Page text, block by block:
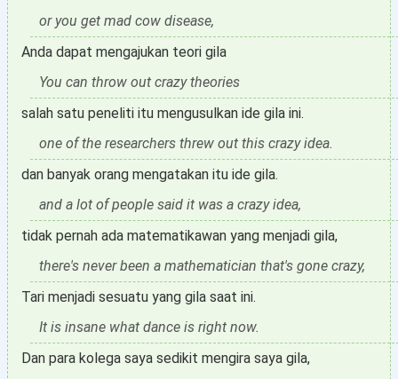
or you get mad cow disease,
Anda dapat mengajukan teori gila
You can throw out crazy theories
salah satu peneliti itu mengusulkan ide gila ini.
one of the researchers threw out this crazy idea.
dan banyak orang mengatakan itu ide gila.
and a lot of people said it was a crazy idea,
tidak pernah ada matematikawan yang menjadi gila,
there's never been a mathematician that's gone crazy,
Tari menjadi sesuatu yang gila saat ini.
It is insane what dance is right now.
Dan para kolega saya sedikit mengira saya gila,